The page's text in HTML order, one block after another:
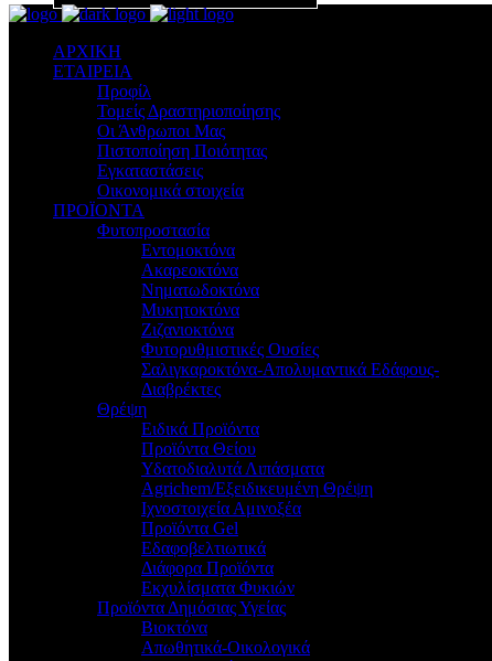
ΑΡΧΙΚΗ
ΕΤΑΙΡΕΙΑ
Προφίλ
Τομείς Δραστηριοποίησης
Οι Άνθρωποι Μας
Πιστοποίηση Ποιότητας
Εγκαταστάσεις
Οικονομικά στοιχεία
ΠΡΟΪΟΝΤΑ
Φυτοπροστασία
Εντομοκτόνα
Ακαρεοκτόνα
Νηματωδοκτόνα
Μυκητοκτόνα
Ζιζανιοκτόνα
Φυτορυθμιστικές Ουσίες
Σαλιγκαροκτόνα-Απολυμαντικά Εδάφους-
Διαβρέκτες
Θρέψη
Ειδικά Προϊόντα
Προϊόντα Θείου
Υδατοδιαλυτά Λιπάσματα
Agrichem/Εξειδικευμένη Θρέψη
Ιχνοστοιχεία Αμινοξέα
Προϊόντα Gel
Εδαφοβελτιωτικά
Διάφορα Προϊόντα
Εκχυλίσματα Φυκιών
Προϊόντα Δημόσιας Υγείας
Βιοκτόνα
Απωθητικά-Οικολογικά